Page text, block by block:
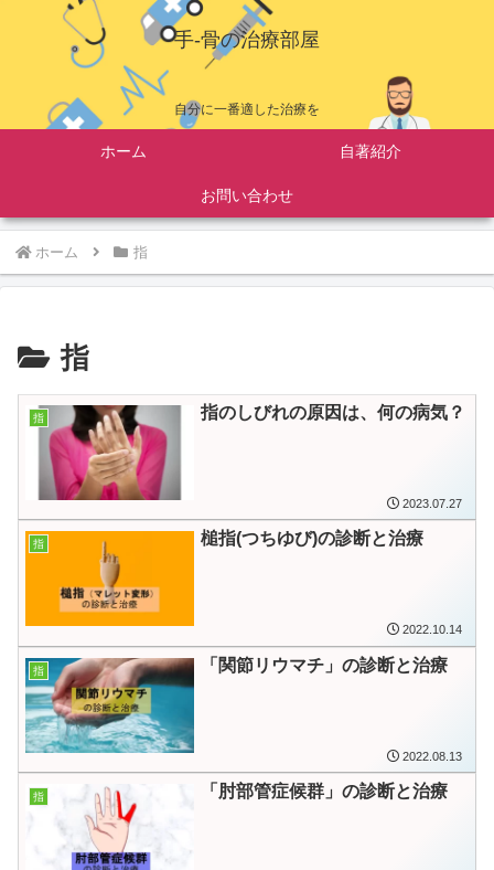
手-骨の治療部屋
自分に一番適した治療を
ホーム 自著紹介
お問い合わせ
ホーム 指
指
指 指のしびれの原因は、何の病気？
2023.07.27
指 槌指(つちゆび)の診断と治療
2022.10.14
指 「関節リウマチ」の診断と治療
2022.08.13
指 「肘部管症候群」の診断と治療